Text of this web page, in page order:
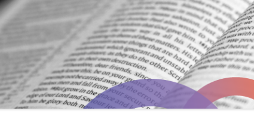
OBJETIVOS Y ACTIVIDADES
ESTUDIOS BÍBLICOS EN GRUPOS
PEQUEÑOS
RETIROS Y REFLEXIÓN
MENTORÍA